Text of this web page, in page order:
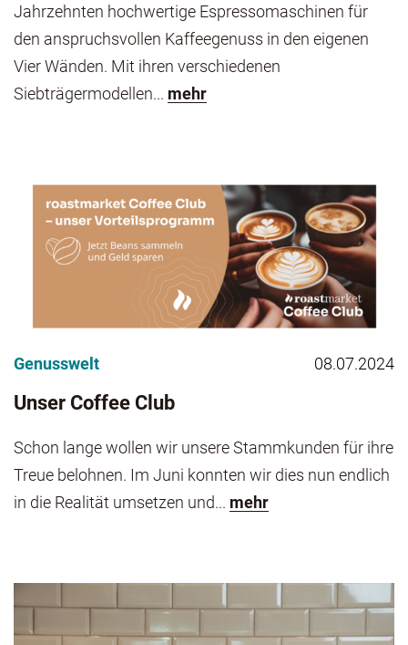
Jahrzehnten hochwertige Espressomaschinen für
den anspruchsvollen Kaffeegenuss in den eigenen
Vier Wänden. Mit ihren verschiedenen
Siebträgermodellen... mehr
Genusswelt 08.07.2024
Unser Coffee Club
Schon lange wollen wir unsere Stammkunden für ihre
Treue belohnen. Im Juni konnten wir dies nun endlich
in die Realität umsetzen und... mehr